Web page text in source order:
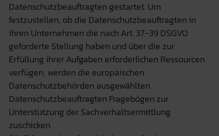
Datenschutzbeauftragten gestartet. Um
festzustellen, ob die Datenschutzbeauftragten in
ihren Unternehmen die nach Art. 37-39 DSGVO
geforderte Stellung haben und über die zur
Erfüllung ihrer Aufgaben erforderlichen Ressourcen
verfügen, werden die europäischen
Datenschutzbehörden ausgewählten
Datenschutzbeauftragten Fragebögen zur
Unterstützung der Sachverhaltsermittlung
zuschicken.